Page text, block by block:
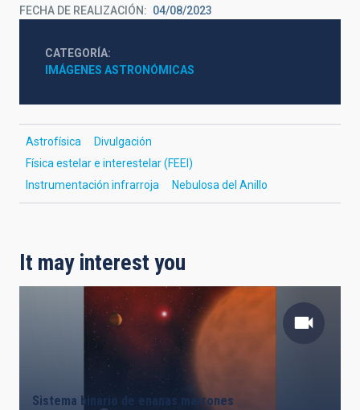
FECHA DE REALIZACIÓN 04/08/2023
CATEGORÍA
IMÁGENES ASTRONÓMICAS
Astrofísica
Divulgación
Física estelar e interestelar (FEEI)
Instrumentación infrarroja
Nebulosa del Anillo
It may interest you
Sistema binario de enanas marrones